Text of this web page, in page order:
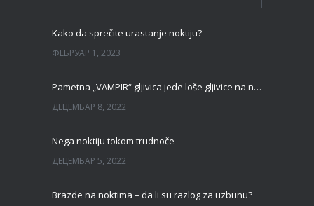
Kako da sprečite urastanje noktiju?
ФЕБРУАР 1, 2023
Pametna „VAMPIR“ gljivica jede loše gljivice na noktima!
ДЕЦЕМБАР 8, 2022
Nega noktiju tokom trudnoče
ДЕЦЕМБАР 5, 2022
Brazde na noktima – da li su razlog za uzbunu?